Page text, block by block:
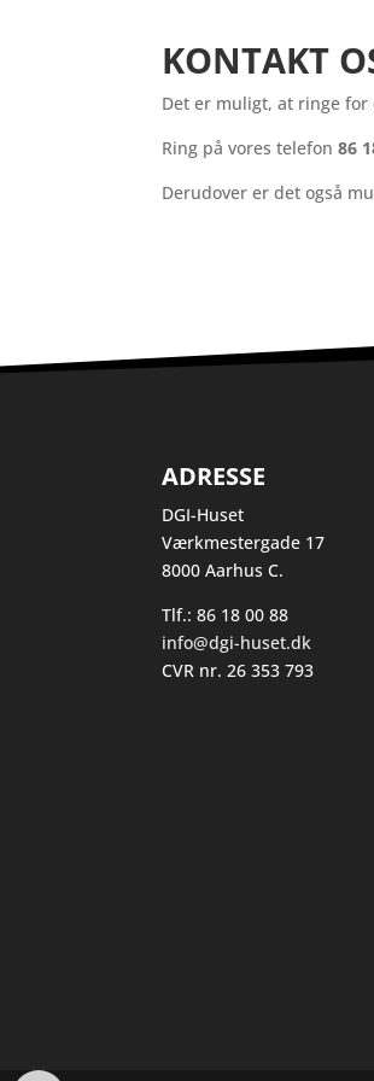
KONTAKT
Det er muligt, at ringe
Ring på vores telefon 86
Derudover er det også
ADRESSE
DGI-Huset
Værkmestergade 17
8000 Aarhus C.
Tlf.: 86 18 00 88
info@dgi-huset.dk
CVR nr. 26 353 793